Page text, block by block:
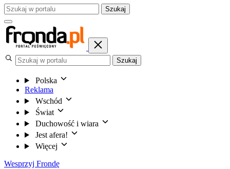
Szukaj
Szukaj
Polska
Reklama
Wschód
Świat
Duchowość i wiara
Jest afera!
Więcej
Wesprzyj Frondę